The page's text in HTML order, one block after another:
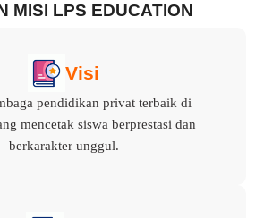
MISI LPS EDUCATION
Visi
pendidikan privat terbaik di
mencetak siswa berprestasi dan
berkarakter unggul.